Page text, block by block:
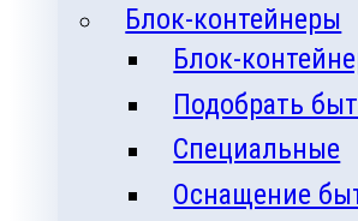
Блок-контейнеры
Блок-
Подобрать
Специальные
Оснащение